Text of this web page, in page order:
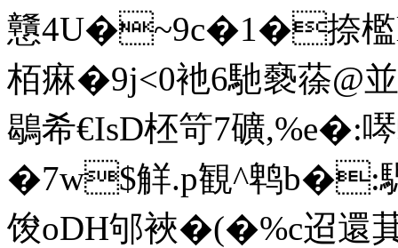
戇 4U�~9c�1�捺檻
栢痳�9j<0衪6馳褻蒣
鶡希€IsD柸笴7礦
�7w$觧.p観^鹎b�:騦
馂oDH邭裌�( �%c迢